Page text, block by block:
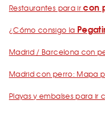
Restaurantes para ircon
¿Cómo consigo la
Madrid / Barcelona con
Madrid con perro: Mapa
Playas y embalses para ir